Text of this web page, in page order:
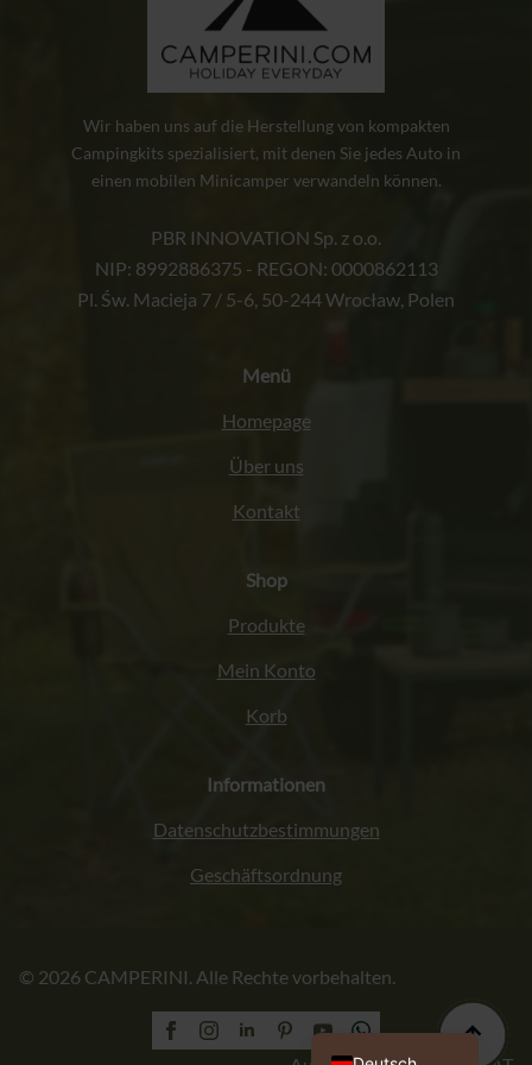
Wir haben uns auf die Herstellung von kompakten
Campingkits spezialisiert, mit denen Sie jedes Auto in
einen mobilen Minicamper verwandeln können.
PBR INNOVATION Sp. z o.o.
NIP: 8992886375 - REGON: 0000862113
Pl. Św. Macieja 7 / 5-6, 50-244 Wrocław, Polen
Menü
Homepage
Über uns
Kontakt
Shop
Produkte
Mein Konto
Korb
Informationen
Datenschutzbestimmungen
Geschäftsordnung
© 2026 CAMPERINI. Alle Rechte vorbehalten.
Polski
English (UK)
Français
Italiano